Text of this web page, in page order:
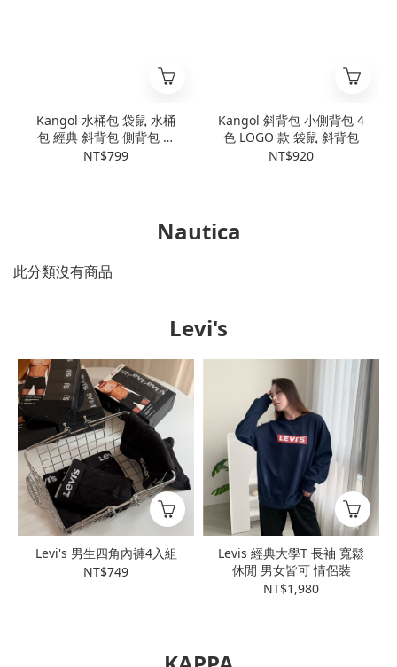
Kangol 水桶包 袋鼠 水桶
包 經典 斜背包 側背包 手
提包 五色
NT$799
Kangol 斜背包 小側背包 4
色 LOGO 款 袋鼠 斜背包
NT$920
Nautica
此分類沒有商品
Levi's
Levi's 男生四角內褲4入組
NT$749
Levis 經典大學T 長袖 寬鬆
休閒 男女皆可 情侶裝
NT$1,980